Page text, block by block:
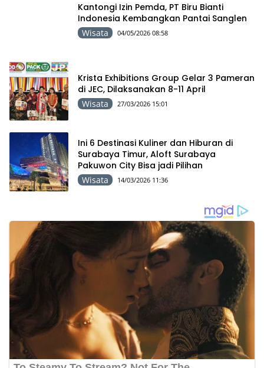
Kantongi Izin Pemda, PT Biru Bianti
Indonesia Kembangkan Pantai Sanglen
Wisata 04/05/2026 08:58
Krista Exhibitions Group Gelar 3 Pameran
di JEC, Dilaksanakan 8-11 April
Wisata 27/03/2026 15:01
Ini 6 Destinasi Kuliner dan Hiburan di
Surabaya Timur, Aloft Surabaya
Pakuwon City Bisa jadi Pilihan
Wisata 14/03/2026 11:36